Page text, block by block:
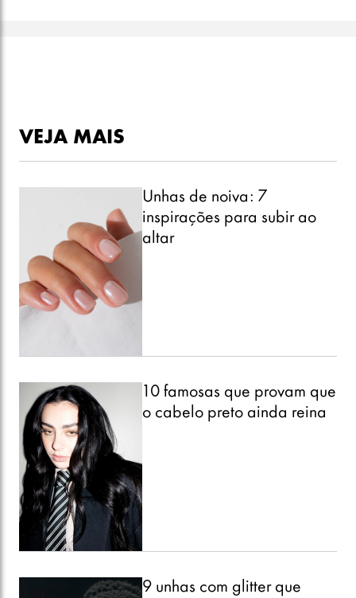
VEJA MAIS
Unhas de noiva: 7
inspirações para subir ao
altar
10 famosas que provam que
o cabelo preto ainda reina
9 unhas com glitter que